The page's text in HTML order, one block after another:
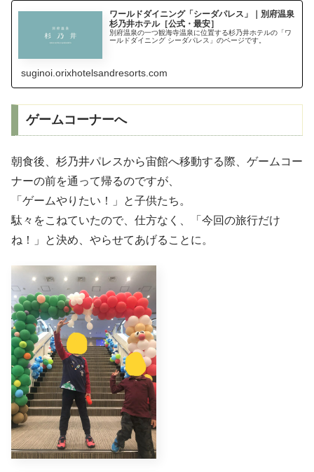
ワールドダイニング「シーダパレス」｜別府温泉
杉乃井ホテル［公式・最安］
別府温泉の一つ観海寺温泉に位置する杉乃井ホテルの「ワ
ールドダイニング シーダパレス」のページです。
suginoi.orixhotelsandresorts.com
ゲームコーナーへ
朝食後、杉乃井パレスから宙館へ移動する際、ゲームコー
ナーの前を通って帰るのですが、
「ゲームやりたい！」と子供たち。
駄々をこねていたので、仕方なく、「今回の旅行だけ
ね！」と決め、やらせてあげることに。